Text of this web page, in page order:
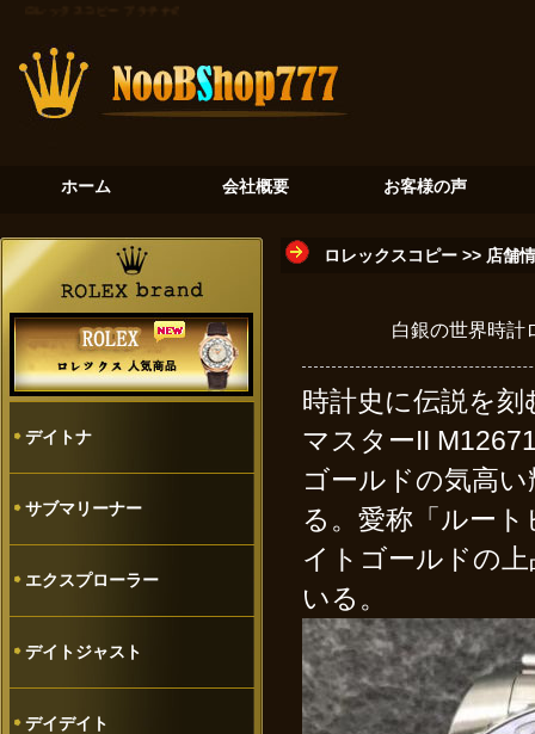
ホーム 会社概要 お客様の声
デイトナ
サブマリーナー
エクスプローラー
デイトジャスト
デイデイト
ロレックスコピー >> 店舗
白銀の世界時計
時計史に伝説を
マスターII
ゴールドの気高
る。愛称「ルー
イトゴールドの
いる。